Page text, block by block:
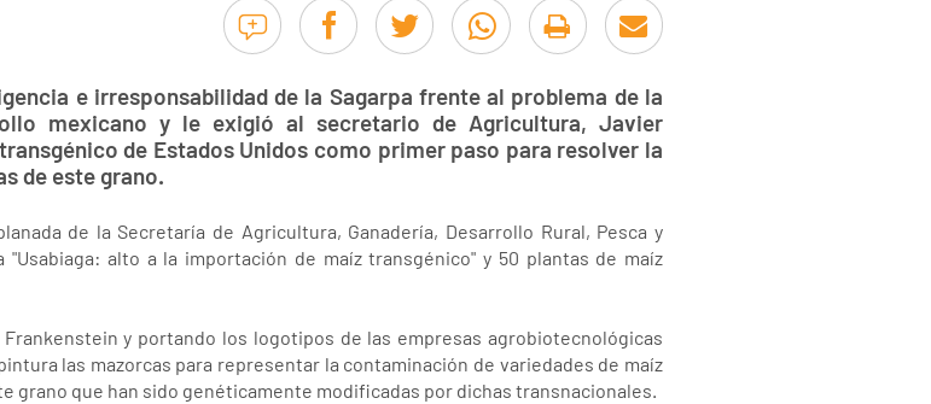
e irresponsabilidad de la Sagarpa frente al problema de la
mexicano y le exigió al secretario de Agricultura, Javier
de Estados Unidos como primer paso para resolver la
de este grano.
de la Secretaría de Agricultura, Ganadería, Desarrollo Rural, Pesca y
"Usabiaga: alto a la importación de maíz transgénico" y 50 plantas de maíz
y portando los logotipos de las empresas agrobiotecnológicas
las mazorcas para representar la contaminación de variedades de maíz
grano que han sido genéticamente modificadas por dichas transnacionales.